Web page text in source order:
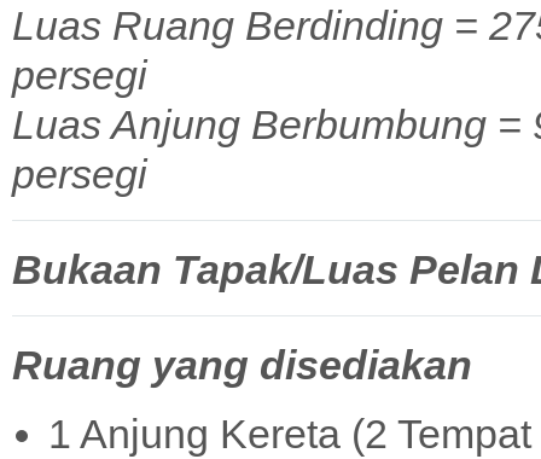
Luas Ruang Berdinding =
persegi
Luas Anjung Berbumbung
persegi
Bukaan Tapak/Luas Pelan
Ruang yang disediakan
1 Anjung Kereta (2